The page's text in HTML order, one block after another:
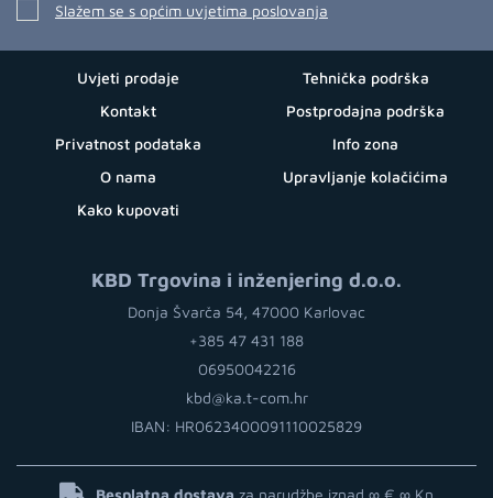
Slažem se s općim uvjetima poslovanja
Uvjeti prodaje
Kontakt
Privatnost podataka
O nama
Kako kupovati
Tehnička podrška
Postprodajna podrška
Info zona
Upravljanje kolačićima
KBD Trgovina i inženjering d.o.o.
Donja Švarča 54, 47000 Karlovac
+385 47 431 188
06950042216
kbd@ka.t-com.hr
IBAN: HR0623400091110025829
Besplatna dostava za narudžbe iznad ∞ € ∞ Kn